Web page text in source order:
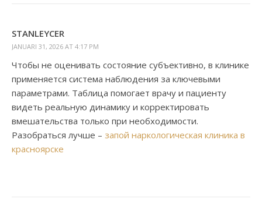
STANLEYCER
JANUARI 31, 2026 AT 4:17 PM
Чтобы не оценивать состояние субъективно, в клинике
применяется система наблюдения за ключевыми
параметрами. Таблица помогает врачу и пациенту
видеть реальную динамику и корректировать
вмешательства только при необходимости.
Разобраться лучше – запой наркологическая клиника в
красноярске